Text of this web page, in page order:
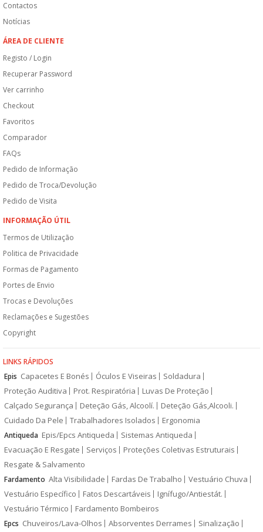
Contactos
Notícias
ÁREA DE CLIENTE
Registo / Login
Recuperar Password
Ver carrinho
Checkout
Favoritos
Comparador
FAQs
Pedido de Informação
Pedido de Troca/Devolução
Pedido de Visita
INFORMAÇÃO ÚTIL
Termos de Utilização
Politica de Privacidade
Formas de Pagamento
Portes de Envio
Trocas e Devoluções
Reclamações e Sugestões
Copyright
LINKS RÁPIDOS
Epis Capacetes E Bonés Óculos E Viseiras
Soldadura
Proteção Auditiva
Prot. Respiratória
Luvas De Proteção
Calçado Segurança
Deteção Gás, Alcoolí.
Deteção Gás,Alcooli.
Cuidado Da Pele
Trabalhadores Isolados Ergonomia
Antiqueda Epis/Epcs Antiqueda
Sistemas Antiqueda
Evacuação E Resgate
Serviços
Proteções Coletivas Estruturais
Resgate & Salvamento
Fardamento Alta Visibilidade Fardas De Trabalho
Vestuário Chuva
Vestuário Específico
Fatos Descartáveis
Ignífugo/Antiestát.
Vestuário Térmico
Fardamento Bombeiros
Epcs Chuveiros/Lava-Olhos Absorventes Derrames
Sinalização